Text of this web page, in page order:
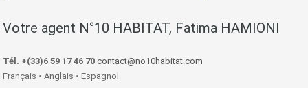
Votre agent N°10 HABITAT, Fatima HAMIONI
Tél. +(33)6 59 17 46 70 contact@no10habitat.com
Français • Anglais • Espagnol